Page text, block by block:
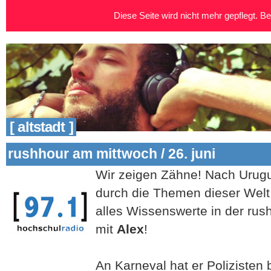
[ altstadt ]
rushhour am mittwoch / 26. juni
Wir zeigen Zähne! Nach
durch die Themen dieser
alles Wissenswerte in der
mit Alex!
An Karneval hat er Polizisten
Diese Seite wird nicht mehr gepflegt.